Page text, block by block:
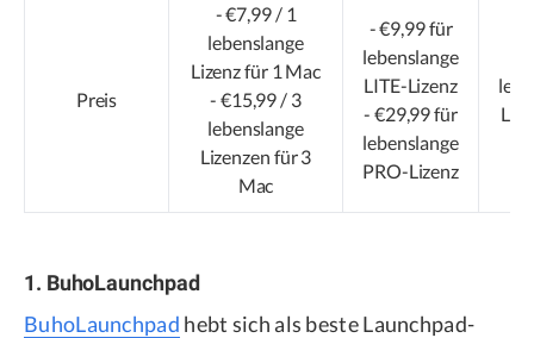
Preis
- €7,99 / 1
lebenslange
Lizenz für 1 Mac
- €15,99 / 3
lebenslange
Lizenzen für 3
Mac
- €9,99 für
lebenslange
LITE-Lizenz
- €29,99 für
lebenslange
PRO-Lizenz
1. BuhoLaunchpad
BuhoLaunchpad hebt sich als beste Launchpad-